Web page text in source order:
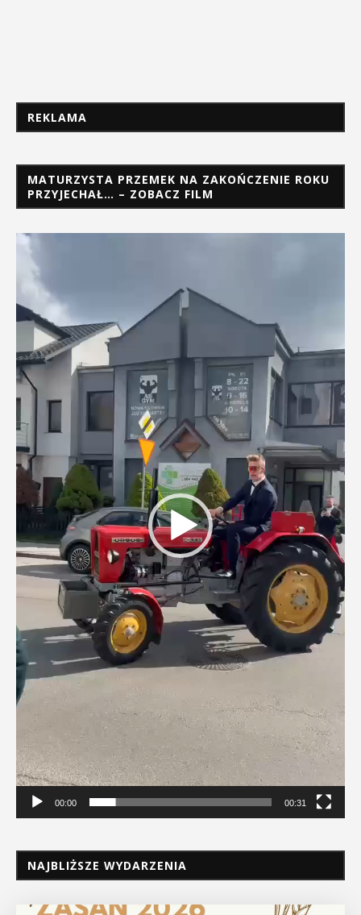
REKLAMA
MATURZYSTA PRZEMEK NA ZAKOŃCZENIE ROKU
PRZYJECHAŁ… – ZOBACZ FILM
Odtwarzacz
00:00 00:31
NAJBLIŻSZE WYDARZENIA